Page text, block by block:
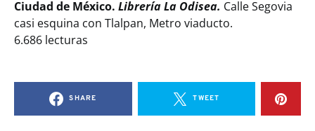
Ciudad de México. Librería La Odisea. Calle Segovia
casi esquina con Tlalpan, Metro viaducto.
6.686 lecturas
SHARE TWEET